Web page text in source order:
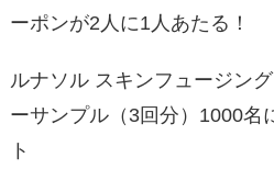
ーポンが2人に1人あたる！
ルナソル スキンフュージン
ーサンプル（3回分）1000名
ト